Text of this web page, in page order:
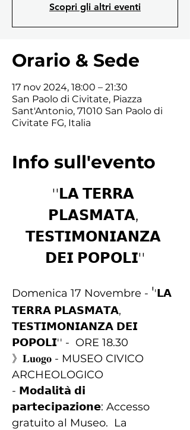
Scopri gli altri eventi
Orario & Sede
17 nov 2024, 18:00 – 21:30
San Paolo di Civitate, Piazza
Sant'Antonio, 71010 San Paolo di
Civitate FG, Italia
Info sull'evento
''𝗟𝗔 𝗧𝗘𝗥𝗥𝗔
𝗣𝗟𝗔𝗦𝗠𝗔𝗧𝗔,
𝗧𝗘𝗦𝗧𝗜𝗠𝗢𝗡𝗜𝗔𝗡𝗭𝗔
𝗗𝗘𝗜 𝗣𝗢𝗣𝗢𝗟𝗜''
Domenica 17 Novembre - ''𝗟𝗔
𝗧𝗘𝗥𝗥𝗔 𝗣𝗟𝗔𝗦𝗠𝗔𝗧𝗔,
𝗧𝗘𝗦𝗧𝗜𝗠𝗢𝗡𝗜𝗔𝗡𝗭𝗔 𝗗𝗘𝗜
𝗣𝗢𝗣𝗢𝗟𝗜'' -  ORE 18.30
》𝐋𝐮𝐨𝐠𝐨 - MUSEO CIVICO
ARCHEOLOGICO
- 𝗠𝗼𝗱𝗮𝗹𝗶𝘁𝗮̀ 𝗱𝗶
𝗽𝗮𝗿𝘁𝗲𝗰𝗶𝗽𝗮𝘇𝗶𝗼𝗻𝗲: Accesso
gratuito al Museo.  La